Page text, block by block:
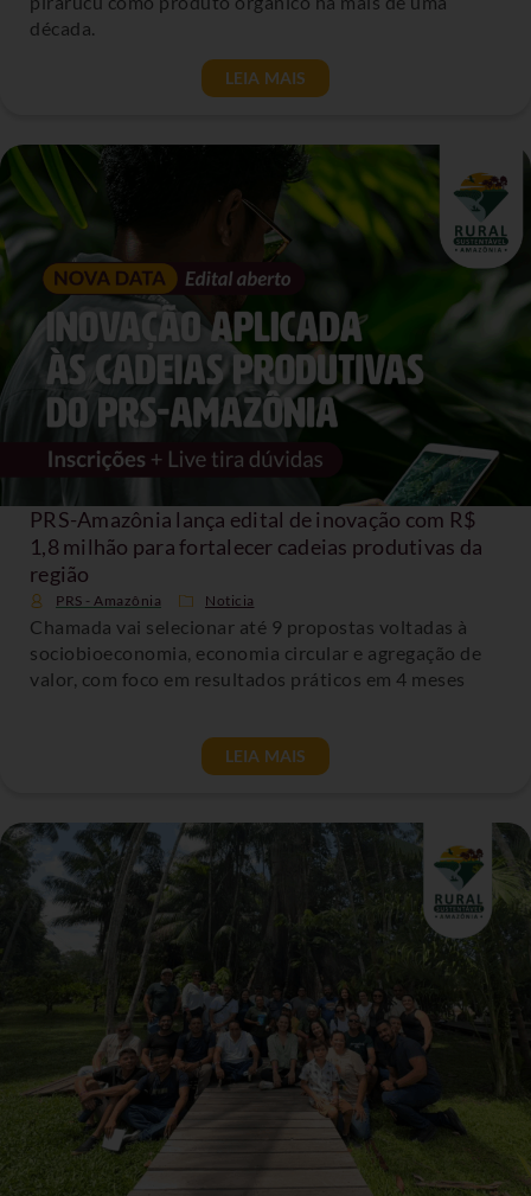
década.
LEIA MAIS
PRS-Amazônia lança edital de inovação com R$
1,8 milhão para fortalecer cadeias produtivas da
região
PRS - Amazônia Noticia
Chamada vai selecionar até 9 propostas voltadas à
sociobioeconomia, economia circular e agregação de
valor, com foco em resultados práticos em 4 meses
LEIA MAIS